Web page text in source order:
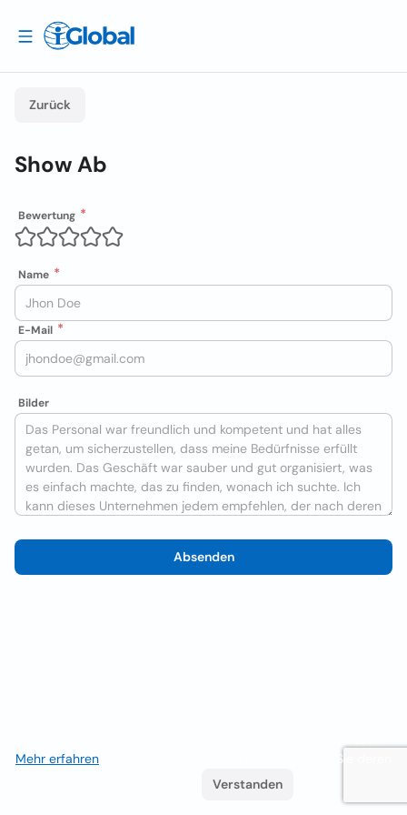
Zurück
Show Ab
Bewertung
Name
E-Mail
Bilder
Absenden
Mehr erfahren . Wenn Sie weiterhin surfen, akzeptieren Sie deren
Verstanden